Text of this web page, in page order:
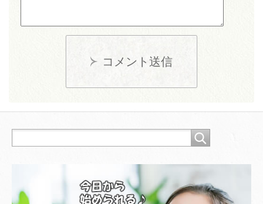
コメント送信